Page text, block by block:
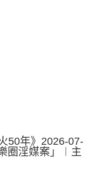
50年》2026-07-
圈淫媒案」︱主